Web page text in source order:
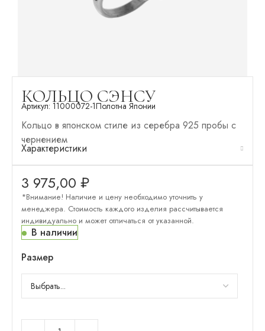
КОЛЬЦО СЭНСУ
Артикул: 11000072-1Полотна Японии
Кольцо в японском стиле из серебра 925 пробы с
чернением
Характеристики
3 975,00 ₽
*Внимание! Наличие и цену необходимо уточнить у
менеджера. Стоимость каждого изделия рассчитывается
индивидуально и может отличаться от указанной.
В наличии
Размер